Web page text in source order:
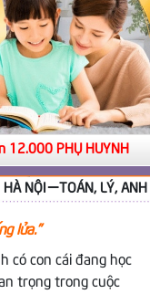
PHỤ HUYNH
NỘI | TOÁN, LÝ, ANH
lửa.”
có con cái đang học
trọng trong cuộc